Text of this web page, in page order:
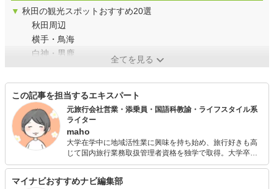
▼ 秋田の観光スポットおすすめ20選
秋田周辺
横手・鳥海
白神・男鹿
全てを見る
この記事を担当するエキスパート
元旅行会社営業・添乗員・国語科教諭・ライフスタイル系
ライター
maho
大学在学中に地域活性業に興味を持ち始め、旅行好きも高
じて国内旅行業務取扱管理者資格を独学で取得。大学卒業
後も地域の活性化に貢献したいと思い旅行会社に就職。 プ
渡航先はヨーロッパが多い。 結婚・引っ越しを期に退職後
マイナビおすすめナビ編集部